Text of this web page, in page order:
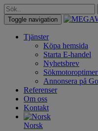
Toggle navigation
Tjänster
Köpa hemsida
Starta E-handel
Nyhetsbrev
Annonsera på
Referenser
Om oss
Kontakt
Norsk